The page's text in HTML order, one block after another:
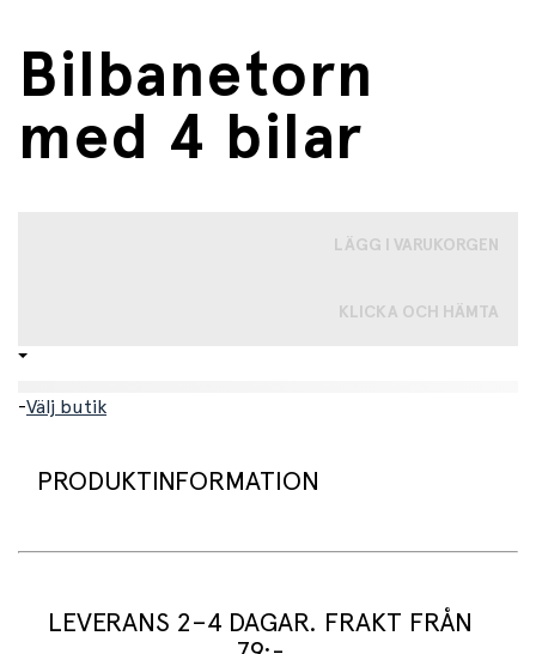
Bilbanetorn
med 4 bilar
LÄGG I VARUKORGEN
KLICKA OCH HÄMTA
-Välj butik
PRODUKTINFORMATION
Låt bilarna köra från toppen och se hur snabbt de åker
LEVERANS 2–4 DAGAR. FRAKT FRÅN